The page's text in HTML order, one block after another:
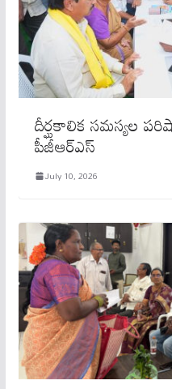
దీర్ఘ‌కాలిక స‌మ‌స్య‌ల
పీజీఆర్ఎస్‌
July 10, 2026